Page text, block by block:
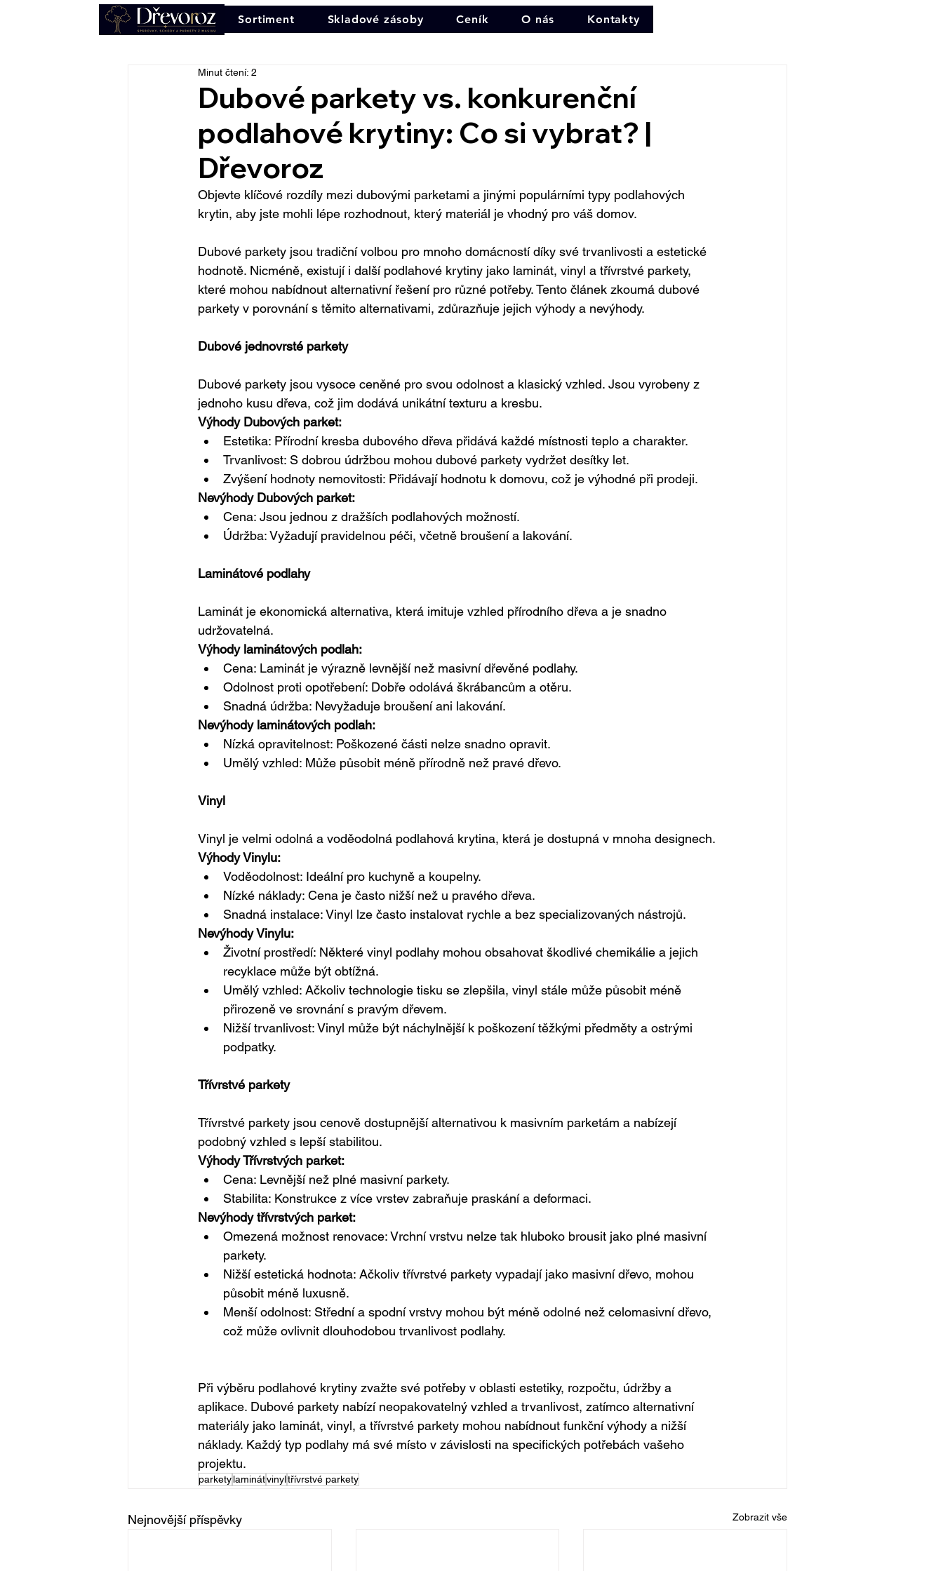
Sortiment Skladové zásoby Ceník O nás Kontakty
Dubové parkety vs. konkurenční
podlahové krytiny: Co si vybrat? |
Dřevoroz
Minut čtení: 2
Objevte klíčové rozdíly mezi dubovými parketami a jinými populárními typy podlahových
krytin, aby jste mohli lépe rozhodnout, který materiál je vhodný pro váš domov.
Dubové parkety jsou tradiční volbou pro mnoho domácností díky své trvanlivosti a estetické
hodnotě. Nicméně, existují i další podlahové krytiny jako laminát, vinyl a třívrstvé parkety,
které mohou nabídnout alternativní řešení pro různé potřeby. Tento článek zkoumá dubové
parkety v porovnání s těmito alternativami, zdůrazňuje jejich výhody a nevýhody.
Dubové jednovrsté parkety
Dubové parkety jsou vysoce ceněné pro svou odolnost a klasický vzhled. Jsou vyrobeny z
jednoho kusu dřeva, což jim dodává unikátní texturu a kresbu.
Výhody Dubových parket:
Estetika: Přírodní kresba dubového dřeva přidává každé místnosti teplo a charakter.
Trvanlivost: S dobrou údržbou mohou dubové parkety vydržet desítky let.
Zvýšení hodnoty nemovitosti: Přidávají hodnotu k domovu, což je výhodné při prodeji.
Nevýhody Dubových parket:
Cena: Jsou jednou z dražších podlahových možností.
Údržba: Vyžadují pravidelnou péči, včetně broušení a lakování.
Laminátové podlahy
Laminát je ekonomická alternativa, která imituje vzhled přírodního dřeva a je snadno
udržovatelná.
Výhody laminátových podlah:
Cena: Laminát je výrazně levnější než masivní dřevěné podlahy.
Odolnost proti opotřebení: Dobře odolává škrábancům a otěru.
Snadná údržba: Nevyžaduje broušení ani lakování.
Nevýhody laminátových podlah:
Nízká opravitelnost: Poškozené části nelze snadno opravit.
Umělý vzhled: Může působit méně přírodně než pravé dřevo.
Vinyl
Vinyl je velmi odolná a voděodolná podlahová krytina, která je dostupná v mnoha designech.
Výhody Vinylu:
Voděodolnost: Ideální pro kuchyně a koupelny.
Nízké náklady: Cena je často nižší než u pravého dřeva.
Snadná instalace: Vinyl lze často instalovat rychle a bez specializovaných nástrojů.
Nevýhody Vinylu:
Životní prostředí: Některé vinyl podlahy mohou obsahovat škodlivé chemikálie a jejich
recyklace může být obtížná.
Umělý vzhled: Ačkoliv technologie tisku se zlepšila, vinyl stále může působit méně
přirozeně ve srovnání s pravým dřevem.
Nižší trvanlivost: Vinyl může být náchylnější k poškození těžkými předměty a ostrými
podpatky.
Třívrstvé parkety
Třívrstvé parkety jsou cenově dostupnější alternativou k masivním parketám a nabízejí
podobný vzhled s lepší stabilitou.
Výhody Třívrstvých parket:
Cena: Levnější než plné masivní parkety.
Stabilita: Konstrukce z více vrstev zabraňuje praskání a deformaci.
Nevýhody třívrstvých parket:
Omezená možnost renovace: Vrchní vrstvu nelze tak hluboko brousit jako plné masivní
parkety.
Nižší estetická hodnota: Ačkoliv třívrstvé parkety vypadají jako masivní dřevo, mohou
působit méně luxusně.
Menší odolnost: Střední a spodní vrstvy mohou být méně odolné než celomasivní dřevo,
což může ovlivnit dlouhodobou trvanlivost podlahy.
Při výběru podlahové krytiny zvažte své potřeby v oblasti estetiky, rozpočtu, údržby a
aplikace. Dubové parkety nabízí neopakovatelný vzhled a trvanlivost, zatímco alternativní
materiály jako laminát, vinyl, a třívrstvé parkety mohou nabídnout funkční výhody a nižší
náklady. Každý typ podlahy má své místo v závislosti na specifických potřebách vašeho
projektu.
parketylaminátvinyltřívrstvé parkety
Nejnovější příspěvky Zobrazit vše